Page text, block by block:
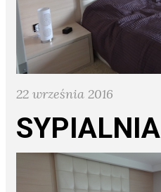
22 września 2016
SYPIALNIA